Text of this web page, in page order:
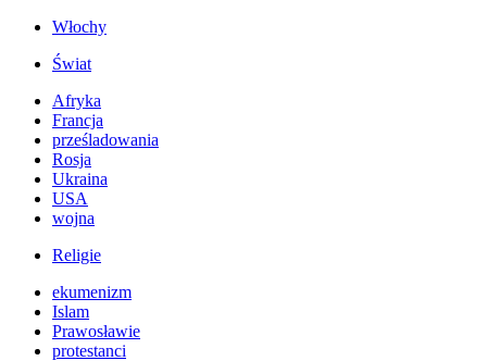
Włochy
Świat
Afryka
Francja
prześladowania
Rosja
Ukraina
USA
wojna
Religie
ekumenizm
Islam
Prawosławie
protestanci